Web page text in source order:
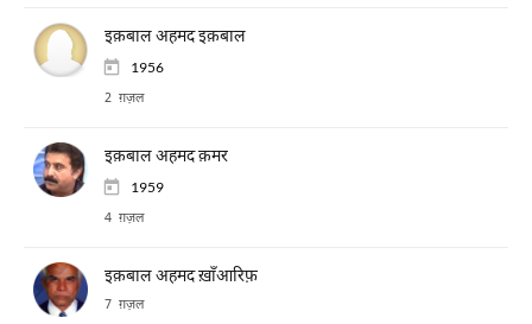
इक़बाल अहमद इक़बाल
1956
2 ग़ज़ल
इक़बाल अहमद क़मर
1959
4 ग़ज़ल
इक़बाल अहमद ख़ाँआरिफ़
7 ग़ज़ल